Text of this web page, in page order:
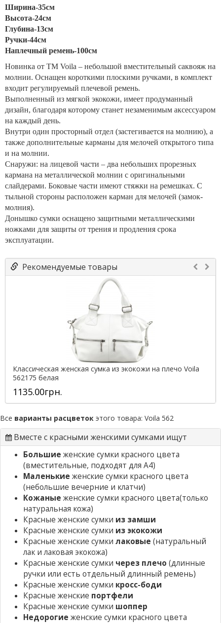
Ширина-35см
Высота-24см
Глубина-13см
Ручки-44см
Наплечный ремень-100см
Новинка от ТМ Voila – небольшой вместительный саквояж на
молнии. Оснащен короткими плоскими ручками, в комплект
входит регулируемый плечевой ремень.
Выполненный из мягкой экокожи, имеет продуманный
дизайн, благодаря которому станет незаменимым аксессуаром
на каждый день.
Внутри один просторный отдел (застегивается на молнию), а
также дополнительные карманы для мелочей открытого типа
и на молнии.
Снаружи: на лицевой части – два небольших прорезных
кармана на металлической молнии с оригинальными
слайдерами. Боковые части имеют стяжки на ремешках. С
тыльной стороны расположен карман для мелочей (замок-
молния).
Донышко сумки оснащено защитными металлическими
ножками для защиты от трения и продления срока
эксплуатации.
Рекомендуемые товары
Классическая женская сумка из экокожи на плечо Voila
562175 белая
1135.00грн.
Все варианты расцветок этого товара: Voila 562
Вместе с красными женскими сумками ищут
Большие женские сумки красного цвета
(вместительные, подходят для А4)
Маленькие женские сумки красного цвета
(небольшие вечерние и клатчи)
Кожаные женские сумки красного цвета(только
натуральная кожа)
Красные женские сумки из замши
Красные женские сумки из экокожи
Красные женские сумки лаковые (натуральный
лак и лаковая экокожа)
Красные женские сумки через плечо (длинные
ручки или есть отдельный длинный ремень)
Красные женские сумки кросс-боди
Красные женские портфели
Красные женские сумки шоппер
Недорогие женские сумки красного цвета